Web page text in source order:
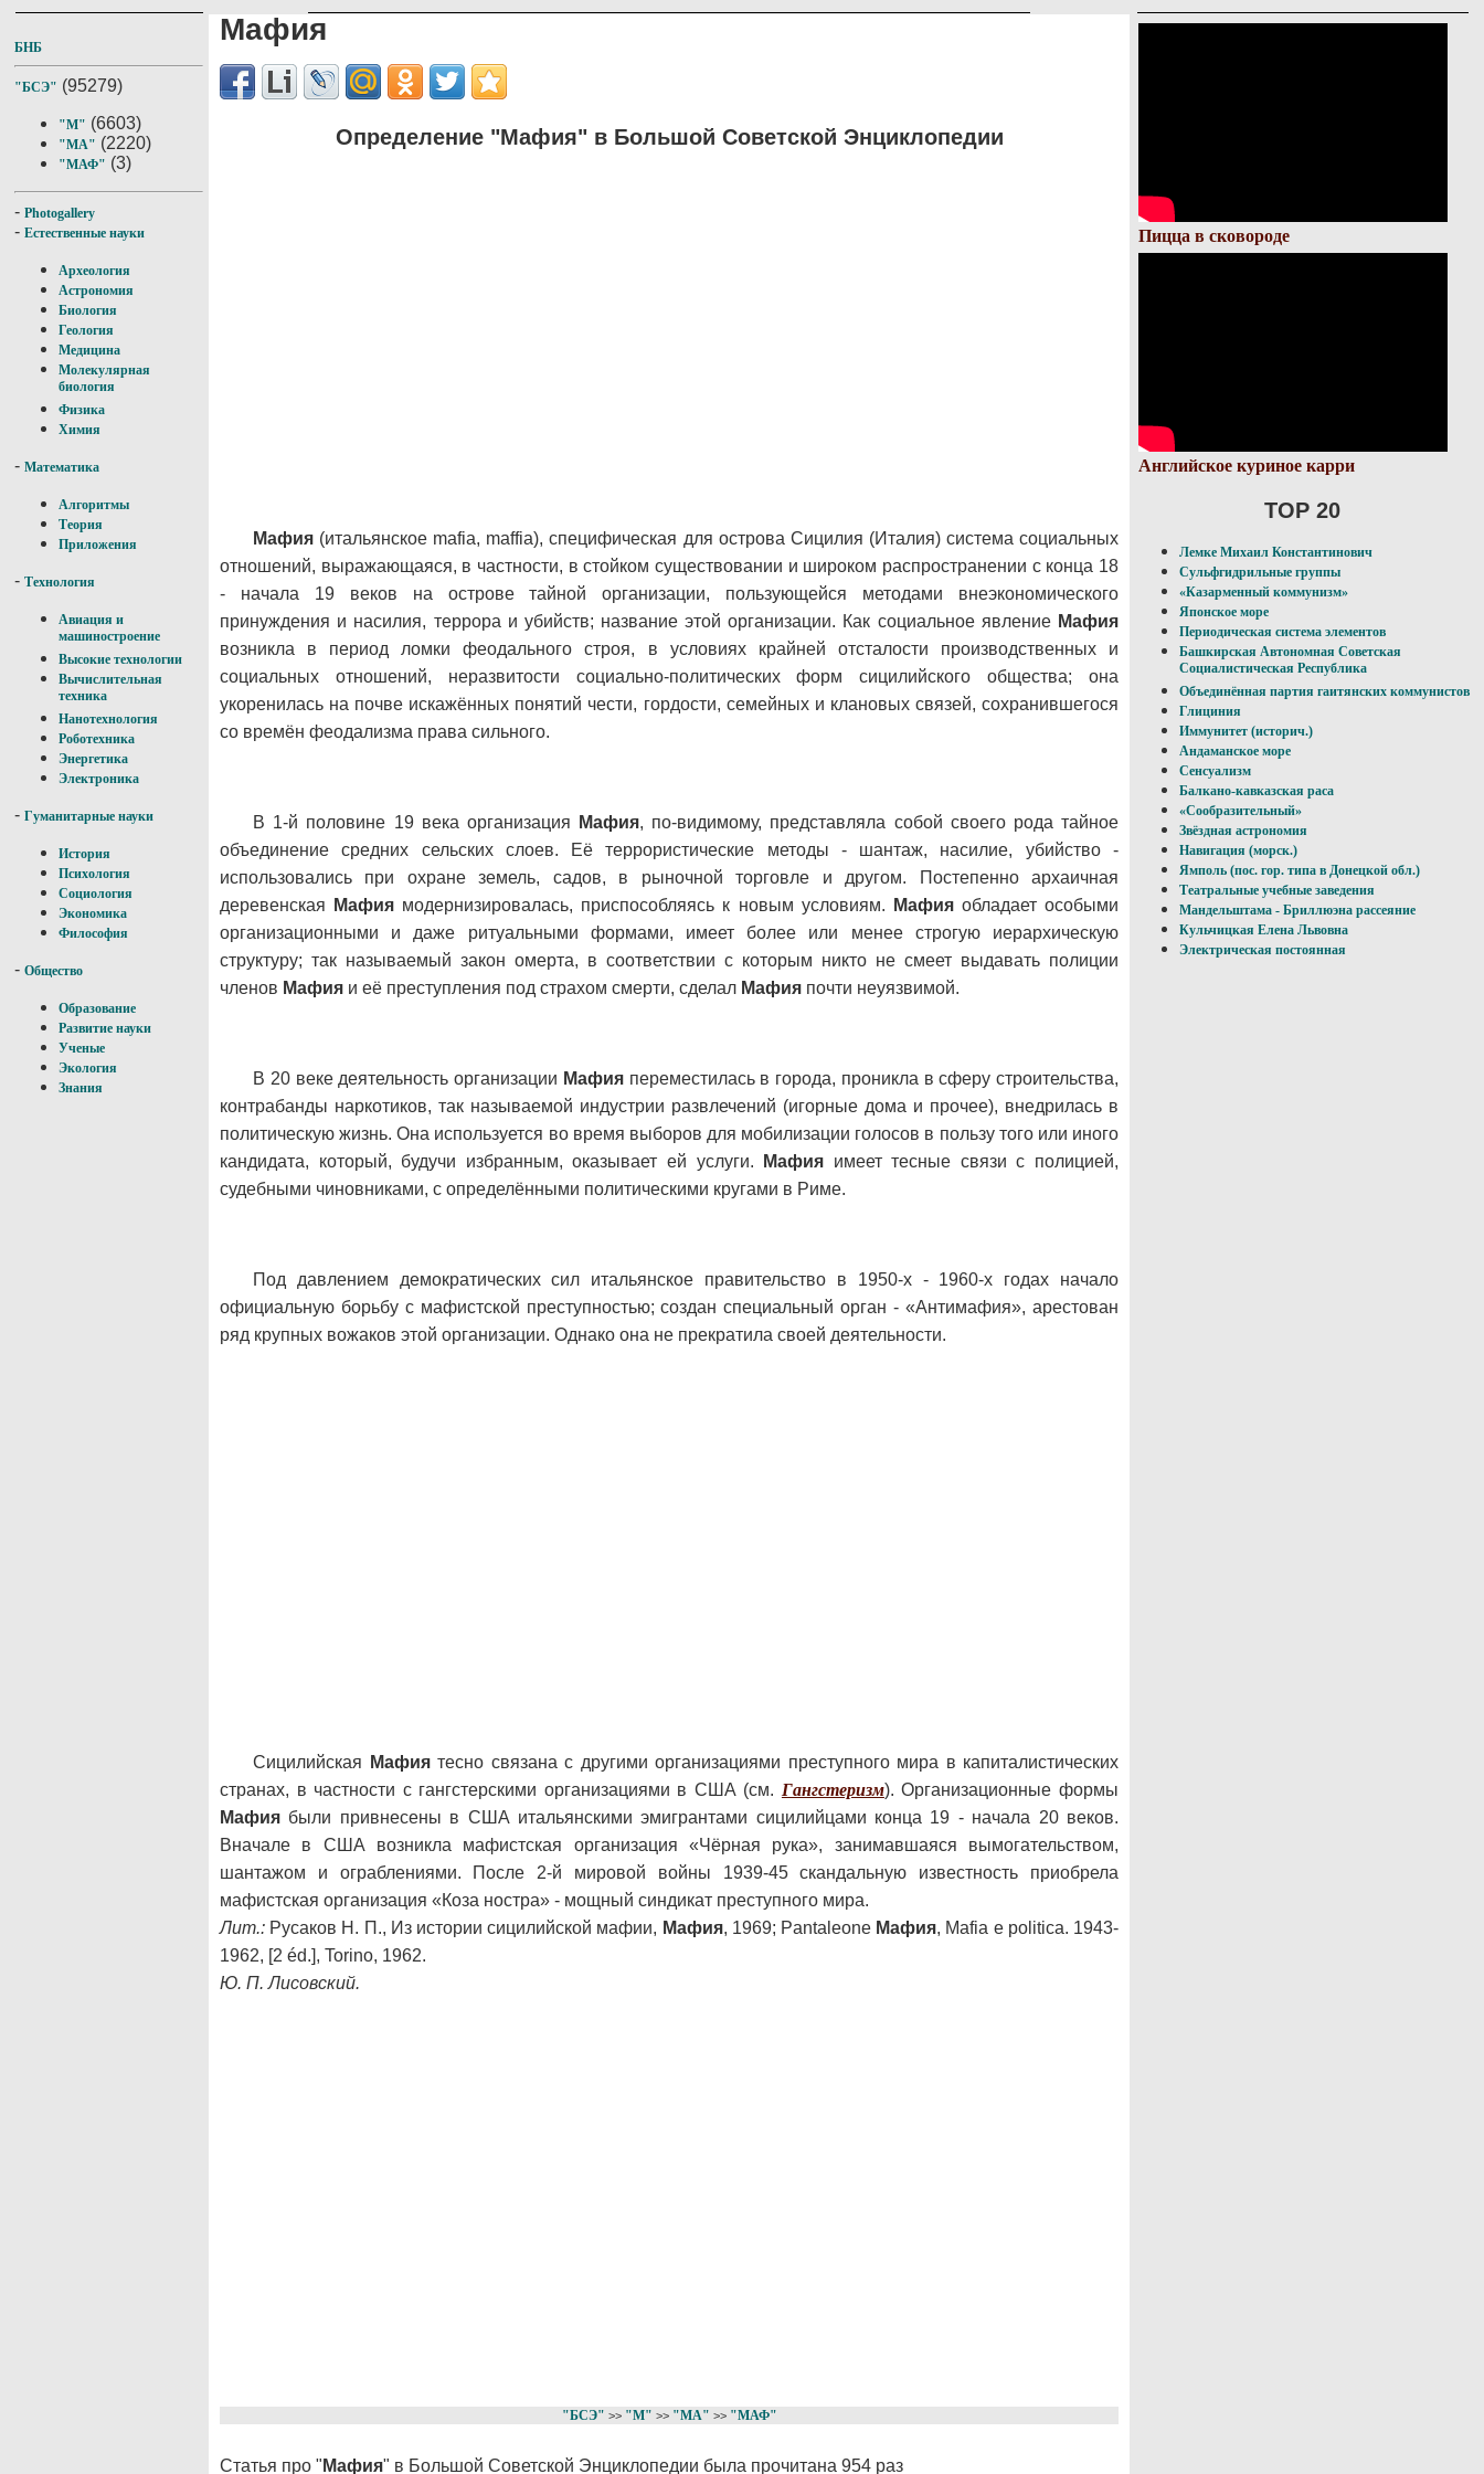
БНБ
"БСЭ" (95279)
"М" (6603)
"МА" (2220)
"МАФ" (3)
- Photogallery
- Естественные науки
Археология
Астрономия
Биология
Геология
Медицина
Молекулярная
биология
Физика
Химия
- Математика
Алгоритмы
Теория
Приложения
- Технология
Авиация и
машиностроение
Высокие технологии
Вычислительная
техника
Нанотехнология
Роботехника
Энергетика
Электроника
- Гуманитарные науки
История
Психология
Социология
Экономика
Философия
- Общество
Образование
Развитие науки
Ученые
Экология
Знания
Мафия
Определение "Мафия" в Большой Советской Энциклопедии
Мафия (итальянское mafia, maffia), специфическая для острова Сицилия (Италия) система социальных
отношений, выражающаяся, в частности, в стойком существовании и широком распространении с конца 18
- начала 19 веков на острове тайной организации, пользующейся методами внеэкономического
принуждения и насилия, террора и убийств; название этой организации. Как социальное явление Мафия
возникла в период ломки феодального строя, в условиях крайней отсталости производственных и
социальных отношений, неразвитости социально-политических форм сицилийского общества; она
укоренилась на почве искажённых понятий чести, гордости, семейных и клановых связей, сохранившегося
со времён феодализма права сильного.
В 1-й половине 19 века организация Мафия, по-видимому, представляла собой своего рода тайное
объединение средних сельских слоев. Её террористические методы - шантаж, насилие, убийство -
использовались при охране земель, садов, в рыночной торговле и другом. Постепенно архаичная
деревенская
Мафия модернизировалась, приспособляясь к новым условиям. Мафияобладает особыми
организационными и даже ритуальными формами, имеет более или менее строгую иерархическую
структуру; так называемый закон омерта, в соответствии с которым никто не смеет выдавать полиции
членов Мафия и её преступления под страхом смерти, сделал Мафия почти неуязвимой.
В 20 веке деятельность организации Мафияпереместилась в города, проникла в сферу строительства,
контрабанды наркотиков, так называемой индустрии развлечений (игорные дома и прочее), внедрилась в
политическую жизнь. Она используется во время выборов для мобилизации голосов в пользу того или иного
кандидата, который, будучи избранным, оказывает ей услуги.
Мафия имеет тесные связи с полицией,
судебными чиновниками, с определёнными политическими кругами в Риме.
Под давлением демократических сил итальянское правительство в 1950-х - 1960-х годах начало
официальную борьбу с мафистской преступностью; создан специальный орган - «Антимафия», арестован
ряд крупных вожаков этой организации. Однако она не прекратила своей деятельности.
Сицилийская Мафиятесно связана с другими организациями преступного мира в капиталистических
странах, в частности с гангстерскими организациями в США (см. Гангстеризм). Организационные формы
Мафия были привнесены в США итальянскими эмигрантами сицилийцами конца 19 - начала 20 веков.
Вначале в США возникла мафистская организация «Чёрная рука», занимавшаяся вымогательством,
шантажом и ограблениями. После 2-й мировой войны 1939-45 скандальную известность приобрела
мафистская организация «Коза ностра» - мощный синдикат преступного мира.
Лит.: Русаков Н. П., Из истории сицилийской мафии, Мафия, 1969; Pantaleone Мафия, Mafia е politica. 1943-
1962, [2 éd.], Torino, 1962.
Ю. П. Лисовский.
"БСЭ" >> "М" >> "МА" >> "МАФ"
Статья про " Мафия" в Большой Советской Энциклопедии была прочитана 954 раз
Пицца в сковороде
Английское куриное карри
TOP 20
Лемке Михаил Константинович
Сульфгидрильные группы
«Казарменный коммунизм»
Японское море
Периодическая система элементов
Башкирская Автономная Советская
Социалистическая Республика
Объединённая партия гаитянских коммунистов
Глициния
Иммунитет (историч.)
Андаманское море
Сенсуализм
Балкано-кавказская раса
«Сообразительный»
Звёздная астрономия
Навигация (морск.)
Ямполь (пос. гор. типа в Донецкой обл.)
Театральные учебные заведения
Мандельштама - Бриллюэна рассеяние
Кульчицкая Елена Львовна
Электрическая постоянная